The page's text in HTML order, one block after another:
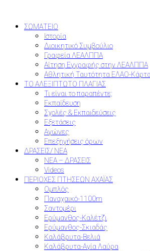
ΣΩΜΑΤΕΙΟ
Ιστορία
Διοικητικό Συμβούλιο
Γραφεία ΛΕΑΛΠΠΑ
Αίτηση Εγγραφής στην ΛΕΑΛΠΠΑ
Αθλητική Ταυτότητα ΕΛΑΟ-
ΤΟ ΑΛΕΞΙΠΤΩΤΟ ΠΛΑΓΙΑΣ
Τι είναι το παραπέντε;
Εκπαίδευση
Σχολές & Εκπαιδεύσεις
Εξετάσεις
Αγώνες
Επεξηγήσεις όρων
ΔΡΑΣΕΙΣ/ ΝΕΑ
ΝΕΑ – ΔΡΑΣΕΙΣ
Videos
ΠΕΡΙΟΧΕΣ ΠΤΗΣΕΩΝ ΑΧΑΪΑΣ
Ομπλός
Παναχαικό-1100m
Σαντομέρι
Ερύμανθος-Καλέτζι
Ερύμανθος-Σκιαδάς
Καλάβρυτα-Βελιά
Καλάβρυτα-Αγία Λαύρα